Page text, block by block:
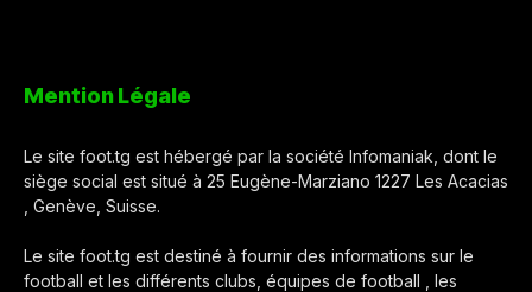
Mention Légale
Le site foot.tg est hébergé par la société Infomaniak, dont le
siège social est situé à 25 Eugène-Marziano 1227 Les Acacias
, Genève, Suisse.
Le site foot.tg est destiné à fournir des informations sur le
football et les différents clubs, équipes de football , les